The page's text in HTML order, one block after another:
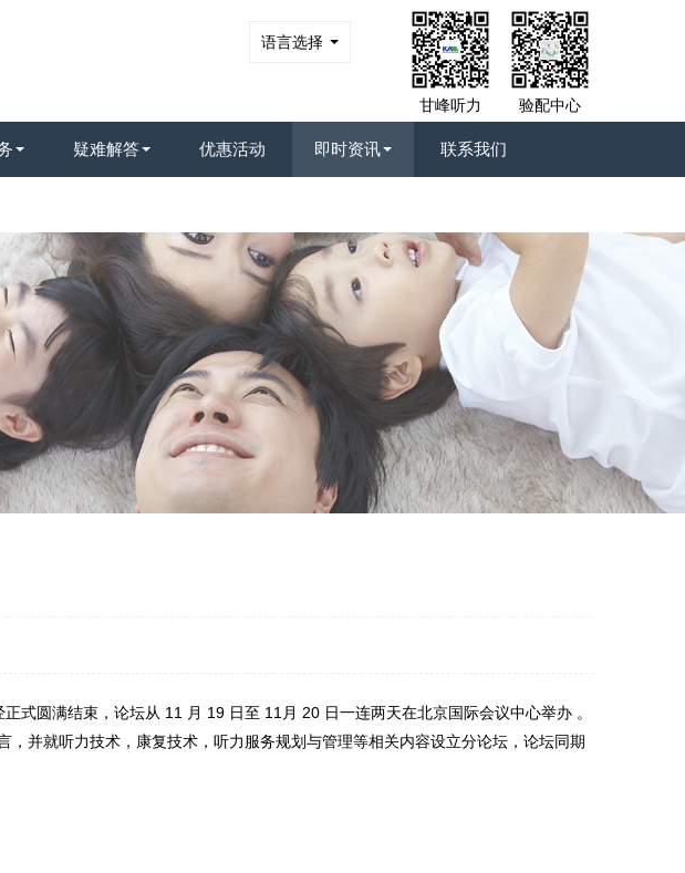
甘峰听力 验配中心
语言选择
疑难解答 优惠活动 即时资讯 联系我们
式圆满结束，论坛从 11 月 19 日至 11月 20 日一连两天在北京国际会议中心举办 。
并就听力技术，康复技术，听力服务规划与管理等相关内容设立分论坛，论坛同期